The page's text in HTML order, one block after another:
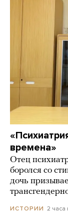
времена»
Отец
боролся со
дочь
ИСТОРИИ 2 часа